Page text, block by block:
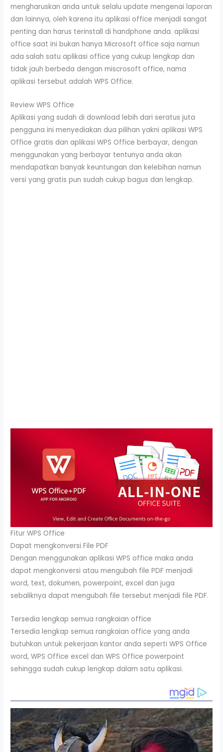
mengharuskan anda untuk selalu update mengenai laporan
dan lainnya, oleh karena itu aplikasi office menjadi sangat
penting dan harus terinstall di handphone anda. aplikasi
office saat ini bukan hanya Microsoft office saja namun
ada salah satu aplikasi office yang cukup lengkap dan
tidak jauh berbeda dengan miscrosoft office, nama
aplikasi tersebut adalah WPS Office.
Review WPS Office
Aplikasi yang sudah di download lebih dari seratus juta
pengguna ini menyediakan dua pilihan yakni aplikasi WPS
Office gratis dan aplikasi WPS Office berbayar, dengan
menggunakan yang berbayar tentunya anda akan
mendapatkan banyak keuntungan dan kelebihan namun
versi yang gratis pun sudah cukup bagus dan lengkap.
Fitur WPS Office
Dapat mengkonversi File PDF
Dengan menggunakan aplikasi WPS office maka anda
dapat mengkonversi atau mengubah file PDF menjadi
word, text, dokumen, powerpoint, excel dan juga
sebaliknya dapat mengubah file tersebut menjadi file PDF.
Tersedia lengkap semua rangkaian office
Tersedia lengkap semua rangkaian office yang anda
butuhkan untuk pekerjaan kantor anda seperti WPS Office
word, WPS Office excel dan WPS Office powerpoint
sehingga sudah cukup lengkap dalam satu aplikasi.